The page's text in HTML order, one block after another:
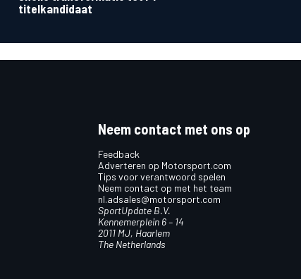
titelkandidaat
Neem contact met ons op
Feedback
Adverteren op Motorsport.com
Tips voor verantwoord spelen
Neem contact op met het team
nl.adsales@motorsport.com
SportUpdate B.V.
Kennemerplein 6 – 14
2011 MJ, Haarlem
The Netherlands